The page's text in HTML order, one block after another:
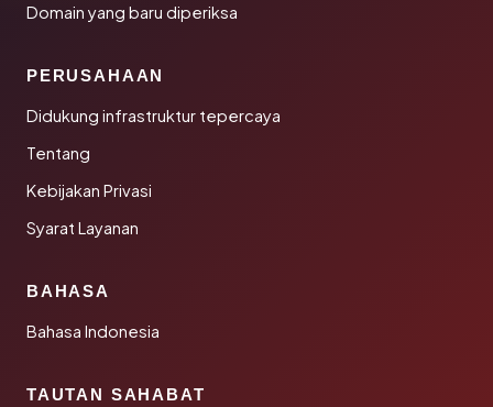
Domain yang baru diperiksa
PERUSAHAAN
Didukung infrastruktur tepercaya
Tentang
Kebijakan Privasi
Syarat Layanan
BAHASA
Bahasa Indonesia
TAUTAN SAHABAT